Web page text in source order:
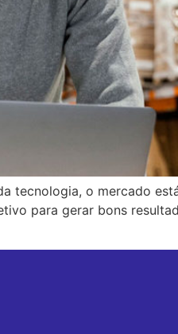
tecnologia, o mercado
para gerar bons